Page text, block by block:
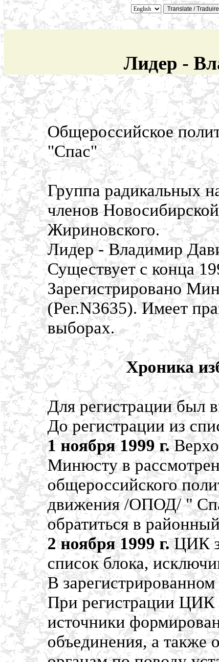
Лидер -
Общероссийское
"Спас"
Группа радикальных
членов
Жириновского.
Лидер - Владимир
Существует с конца
Зарегистрировано
(Рег.N3635). Имеет
выборах.
Хроника
Для регистрации был
До регистрации из
1 ноября 1999 г.
Минюсту в
общероссийского
движения /ОПОД/ "
обратиться в
2 ноября 1999 г.ЦИК
список блока,
В
При регистрации ЦИК
источники
объединения, а также